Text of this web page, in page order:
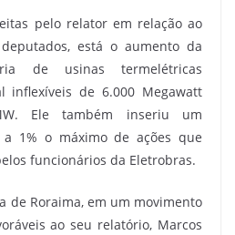
pelo relator em relação ao
está o aumento da
de usinas termelétricas
inflexíveis de 6.000 Megawatt
Ele também inseriu um
1% o máximo de ações que
funcionários da Eletrobras.
de Roraima, em um movimento
ao seu relatório, Marcos